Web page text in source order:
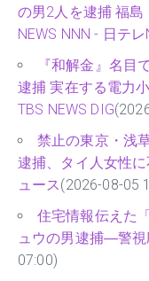
の男2人を逮捕 福
NEWS NNN - 日テレ
『和解金』名目
逮捕 実在する電力
TBS NEWS DIG
禁止の東京・浅
逮捕、タイ人女性
ュース(2026-08-05
住宅情報伝えた
ュウの男逮捕―警
07:00)